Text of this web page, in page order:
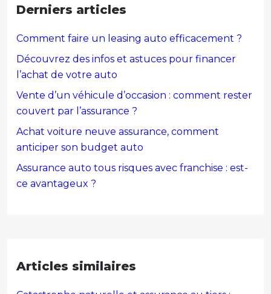
Derniers articles
Comment faire un leasing auto efficacement ?
Découvrez des infos et astuces pour financer
l’achat de votre auto
Vente d’un véhicule d’occasion : comment rester
couvert par l’assurance ?
Achat voiture neuve assurance, comment
anticiper son budget auto
Assurance auto tous risques avec franchise : est-
ce avantageux ?
Articles similaires